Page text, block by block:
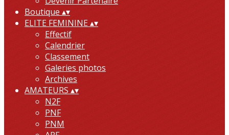
Boutique ▴▾
ELITE FEMININE▴▾
Effectif
Calendrier
Classement
Galeries photos
Archives
AMATEURS ▴▾
N2F
PNF
PNM